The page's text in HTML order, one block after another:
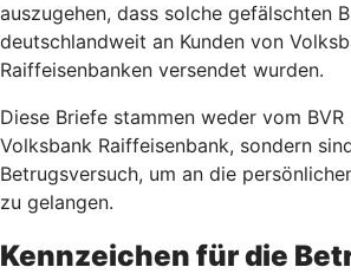
auszugehen, dass solche gefälschten
deutschlandweit an Kunden von
Raiffeisenbanken versendet wurden.
Diese Briefe stammen weder vom
Volksbank Raiffeisenbank, sondern
Betrugsversuch, um an die
zu gelangen.
Kennzeichen für die